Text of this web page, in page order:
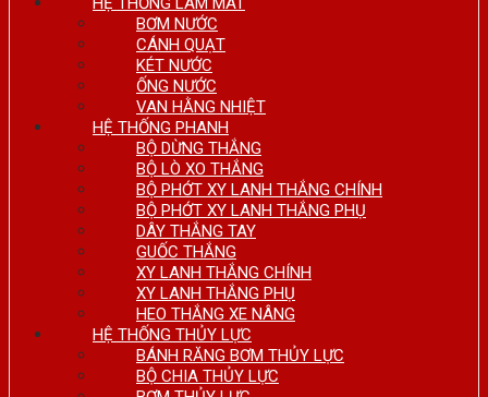
BƠM NƯỚC
CÁNH QUẠT
KÉT NƯỚC
ỐNG NƯỚC
VAN HẰNG NHIỆT
HỆ THỐNG PHANH
BỘ DỪNG THẮNG
BỘ LÒ XO THẮNG
BỘ PHỚT XY LANH THẮNG CHÍNH
BỘ PHỚT XY LANH THẮNG PHỤ
DÂY THẮNG TAY
GUỐC THẮNG
XY LANH THẮNG CHÍNH
XY LANH THẮNG PHỤ
HEO THẮNG XE NÂNG
HỆ THỐNG THỦY LỰC
BÁNH RĂNG BƠM THỦY LỰC
BỘ CHIA THỦY LỰC